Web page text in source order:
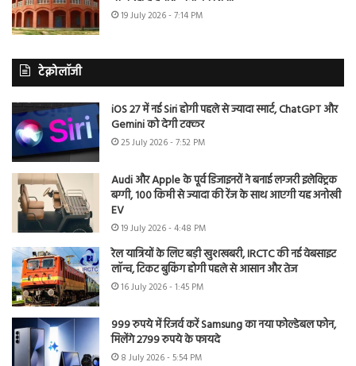
19 July 2026 - 7:14 PM
टेक्नोलॉजी
iOS 27 में नई Siri होगी पहले से ज्यादा स्मार्ट, ChatGPT और
Gemini को देगी टक्कर
25 July 2026 - 7:52 PM
Audi और Apple के पूर्व डिजाइनरों ने बनाई लग्जरी इलेक्ट्रिक
बग्गी, 100 किमी से ज्यादा की रेंज के साथ आएगी यह अनोखी
EV
19 July 2026 - 4:48 PM
रेल यात्रियों के लिए बड़ी खुशखबरी, IRCTC की नई वेबसाइट
लॉन्च, टिकट बुकिंग होगी पहले से आसान और तेज
16 July 2026 - 1:45 PM
999 रुपये में रिजर्व करें Samsung का नया फोल्डेबल फोन,
मिलेंगे 2799 रुपये के फायदे
8 July 2026 - 5:54 PM